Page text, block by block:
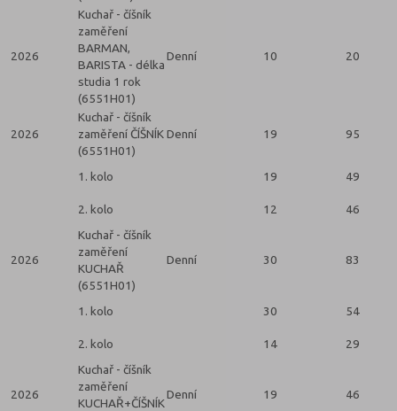
2026
Kuchař - číšník
zaměření
BARMAN,
BARISTA - délka
studia 1 rok
(6551H01)
Denní 10 20
2026
Kuchař - číšník
zaměření ČÍŠNÍK
(6551H01)
Denní 19 95
1. kolo 19 49
2. kolo 12 46
2026
Kuchař - číšník
zaměření
KUCHAŘ
(6551H01)
Denní 30 83
1. kolo 30 54
2. kolo 14 29
2026
Kuchař - číšník
zaměření
KUCHAŘ+ČÍŠNÍK
Denní 19 46